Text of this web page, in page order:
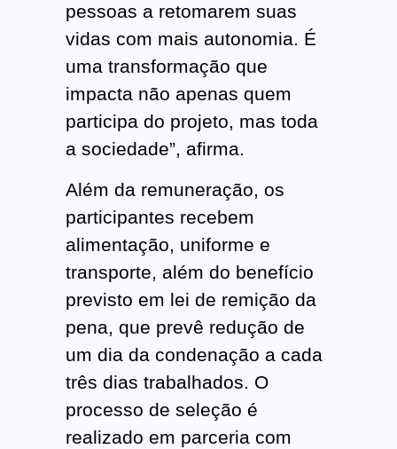
pessoas a retomarem suas
vidas com mais autonomia. É
uma transformação que
impacta não apenas quem
participa do projeto, mas toda
a sociedade”, afirma.
Além da remuneração, os
participantes recebem
alimentação, uniforme e
transporte, além do benefício
previsto em lei de remição da
pena, que prevê redução de
um dia da condenação a cada
três dias trabalhados. O
processo de seleção é
realizado em parceria com